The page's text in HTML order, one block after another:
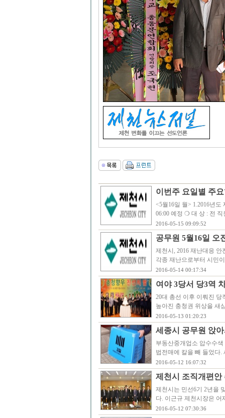
이번주 요일별 주
<5월16일 월> 1.2016년
06:00 예정 ❍ 대 상 : 전
2016-05-15 09:09:52
공무원 5월16일 오
제천시, 2016 재난대응
각종 재난으로부터 시민
2016-05-14 00:17:34
여야 3당서 당3역
20대 총선 이후 이뤄진
높아진 충청권 위상을 새
2016-05-13 01:20:23
세종시 공무원 앉
부동산중개업소 압수수
법전매에 칼을 빼 들었다
2016-05-12 16:07:32
제천시 조직개편
제천시는 민선6기 2년을
다. 이근규 제천시장은
2016-05-12 07:30:36